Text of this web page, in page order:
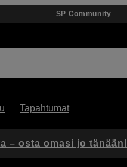
SP Community
Tapahtumat
– osta omasi jo tänään!